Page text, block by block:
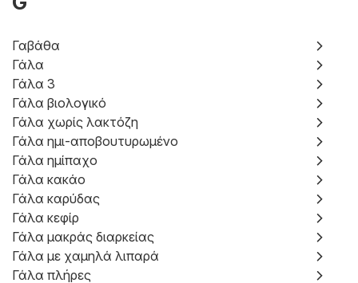
Γαβάθα
Γάλα
Γάλα 3
Γάλα βιολογικό
Γάλα χωρίς λακτόζη
Γάλα ημι-αποβουτυρωμένο
Γάλα ημίπαχο
Γάλα κακάο
Γάλα καρύδας
Γάλα κεφίρ
Γάλα μακράς διαρκείας
Γάλα με χαμηλά λιπαρά
Γάλα πλήρες